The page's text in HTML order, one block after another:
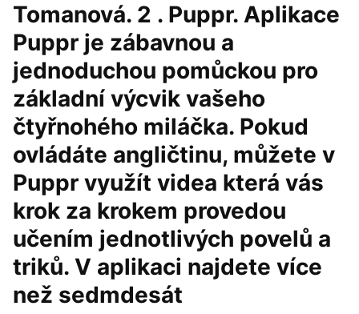
Tomanová. 2 . Puppr. Aplikace
Puppr je zábavnou a
jednoduchou pomůckou pro
základní výcvik vašeho
čtyřnohého miláčka. Pokud
ovládáte angličtinu, můžete v
Puppr využít videa která vás
krok za krokem provedou
učením jednotlivých povelů a
triků. V aplikaci najdete více
než sedmdesát